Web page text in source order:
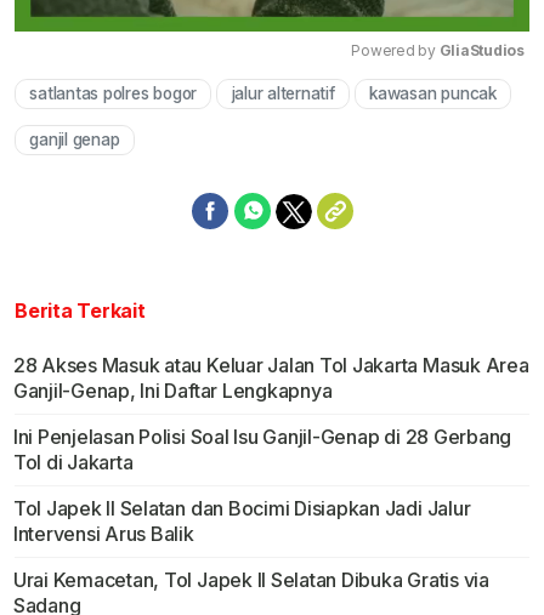
Mute
Powered by GliaStudios
satlantas polres bogor jalur alternatif kawasan puncak
ganjil genap
Berita Terkait
28 Akses Masuk atau Keluar Jalan Tol Jakarta Masuk Area
Ganjil-Genap, Ini Daftar Lengkapnya
Ini Penjelasan Polisi Soal Isu Ganjil-Genap di 28 Gerbang
Tol di Jakarta
Tol Japek II Selatan dan Bocimi Disiapkan Jadi Jalur
Intervensi Arus Balik
Urai Kemacetan, Tol Japek II Selatan Dibuka Gratis via
Sadang